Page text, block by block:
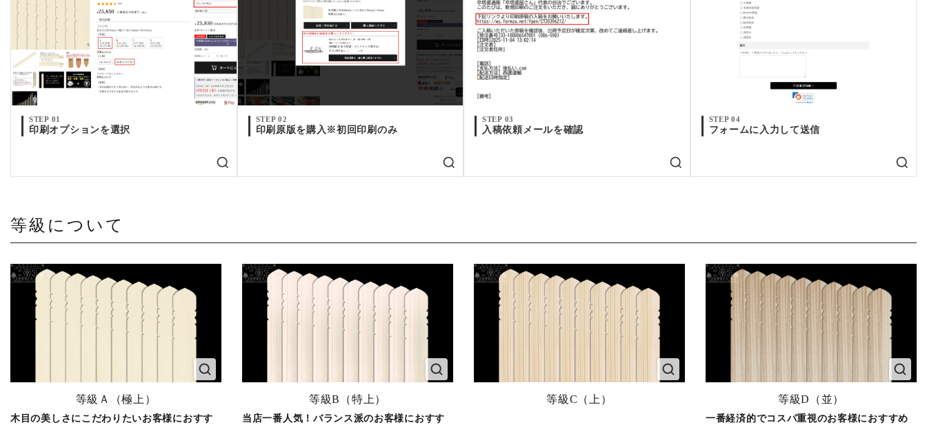
STEP 01
印刷オプションを選択
STEP 02
印刷原版を購入※初回印刷のみ
STEP 03
入稿依頼メールを確認
STEP 04
フォームに入力して送信
等級について
等級Ａ（極上）
木目の美しさにこだわりたいお客様におすす
等級B（特上）
当店一番人気！バランス派のお客様におすす
等級C（上） 等級D（並）
一番経済的でコスパ重視のお客様におすすめ